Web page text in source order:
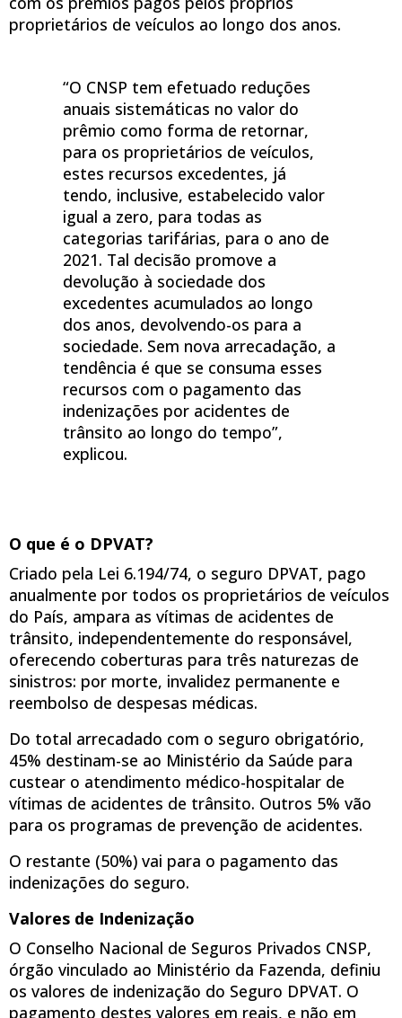
proprietários de veículos ao longo dos anos.
“O CNSP tem efetuado reduções
anuais sistemáticas no valor do
prêmio como forma de retornar,
para os proprietários de veículos,
estes recursos excedentes, já
tendo, inclusive, estabelecido valor
igual a zero, para todas as
categorias tarifárias, para o ano de
2021. Tal decisão promove a
devolução à sociedade dos
excedentes acumulados ao longo
dos anos, devolvendo-os para a
sociedade. Sem nova arrecadação, a
tendência é que se consuma esses
recursos com o pagamento das
indenizações por acidentes de
trânsito ao longo do tempo”,
explicou.
O que é o DPVAT?
Criado pela Lei 6.194/74, o seguro DPVAT, pago
anualmente por todos os proprietários de veículos
do País, ampara as vítimas de acidentes de
trânsito, independentemente do responsável,
oferecendo coberturas para três naturezas de
sinistros: por morte, invalidez permanente e
reembolso de despesas médicas.
Do total arrecadado com o seguro obrigatório,
45% destinam-se ao Ministério da Saúde para
custear o atendimento médico-hospitalar de
vítimas de acidentes de trânsito. Outros 5% vão
para os programas de prevenção de acidentes.
O restante (50%) vai para o pagamento das
indenizações do seguro.
Valores de Indenização
O Conselho Nacional de Seguros Privados CNSP,
órgão vinculado ao Ministério da Fazenda, definiu
os valores de indenização do Seguro DPVAT. O
pagamento destes valores em reais, e não em